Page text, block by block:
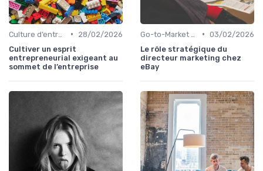
•
28/02/2026
Cultiver un esprit
entrepreneurial exigeant au
sommet de l’entreprise
• 03/02/2026
Le rôle stratégique du
directeur marketing chez
eBay